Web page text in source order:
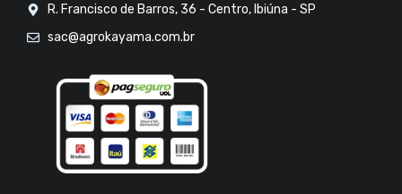
R. Francisco de Barros, 36 - Centro, Ibiúna - SP
sac@agrokayama.com.br